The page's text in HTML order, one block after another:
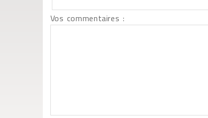
Vos commentaires :